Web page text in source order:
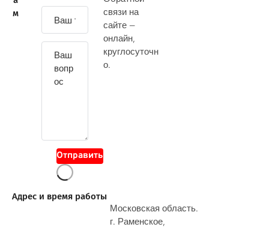
м
о
Отправить
связи на
сайте —
онлайн,
круглосуточн
о.
Адрес и время работы
Московская область.
г. Раменское,